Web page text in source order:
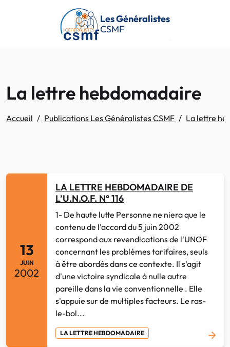
Passer au contenu principal
Les Généralistes
CSMF
La lettre hebdomadaire
Accueil Publications Les Généralistes CSMF La lettre
13
JUIN
2002
LA LETTRE HEBDOMADAIRE DE
L’U.N.O.F. N° 116
1- De haute lutte Personne ne niera que le
contenu de l'accord du 5 juin 2002
correspond aux revendications de l'UNOF
concernant les problèmes tarifaires, seuls
à être abordés dans ce contexte. Il s'agit
d'une victoire syndicale à nulle autre
pareille dans la vie conventionnelle . Elle
s'appuie sur de multiples facteurs. Le ras-
le-bol...
LA LETTRE HEBDOMADAIRE